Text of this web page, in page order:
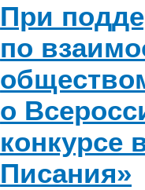
При
по
о
конкурсе
Писания»